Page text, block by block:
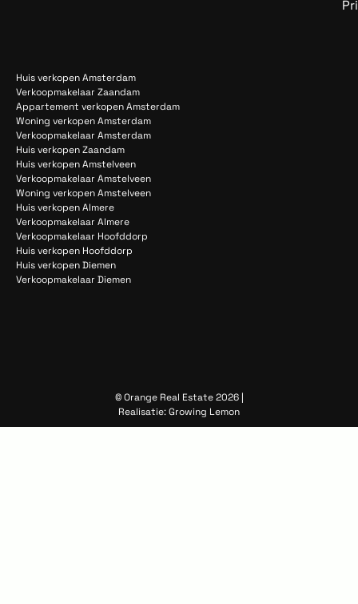
Huis verkopen Amsterdam
Verkoopmakelaar Zaandam
Appartement verkopen Amsterdam
Woning verkopen Amsterdam
Verkoopmakelaar Amsterdam
Huis verkopen Zaandam
Huis verkopen Amstelveen
Verkoopmakelaar Amstelveen
Woning verkopen Amstelveen
Huis verkopen Almere
Verkoopmakelaar Almere
Verkoopmakelaar Hoofddorp
Huis verkopen Hoofddorp
Huis verkopen Diemen
Verkoopmakelaar Diemen
© Orange Real Estate 2026 |
Realisatie:Growing Lemon